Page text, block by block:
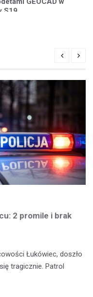
S19
2 promile i brak
Łukówiec, doszło
tragicznie. Patrol